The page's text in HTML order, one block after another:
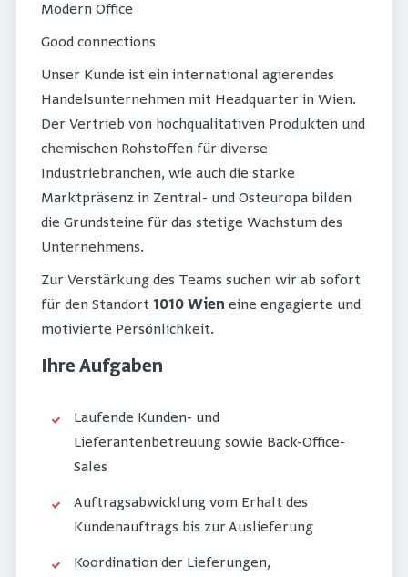
Modern Office
Good connections
Unser Kunde ist ein international agierendes
Handelsunternehmen mit Headquarter in Wien.
Der Vertrieb von hochqualitativen Produkten und
chemischen Rohstoffen für diverse
Industriebranchen, wie auch die starke
Marktpräsenz in Zentral- und Osteuropa bilden
die Grundsteine für das stetige Wachstum des
Unternehmens.
Zur Verstärkung des Teams suchen wir ab sofort
für den Standort 1010 Wien eine engagierte und
motivierte Persönlichkeit.
Ihre Aufgaben
Laufende Kunden- und
Lieferantenbetreuung sowie Back-Office-
Sales
Auftragsabwicklung vom Erhalt des
Kundenauftrags bis zur Auslieferung
Koordination der Lieferungen,